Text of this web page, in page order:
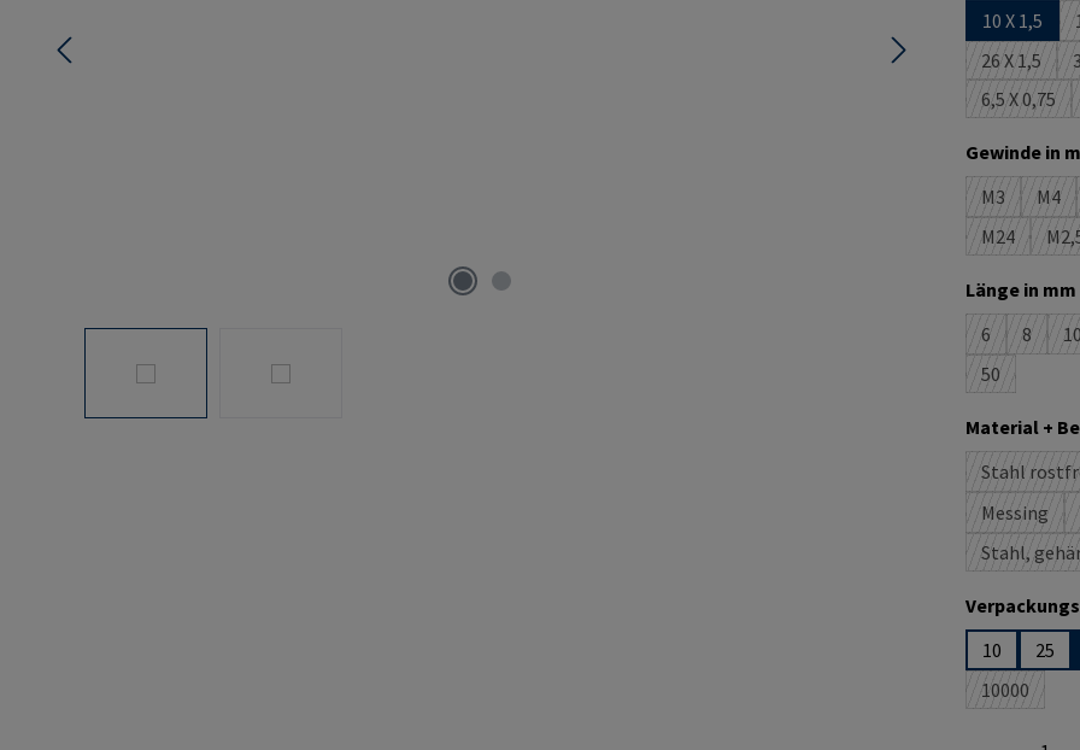
10 X 1,5
26 X 1,5
(Diese
6,5 X 0,75
(Diese
Gewinde in
M3
(Diese
M4
M24
(Diese
Länge in mm
6
(Diese
8
(Diese
10
50
(Diese
Material +
Stahl
Messing
(Diese
Stahl,
10
25
10000
(Diese